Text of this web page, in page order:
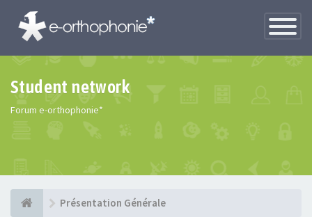
Toggle
Student network
Forum e-orthophonie*
Présentation Générale